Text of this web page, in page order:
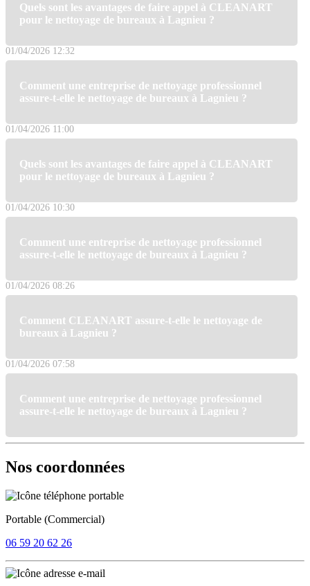
Quels sont les avantages de faire appel à CLEANART
pour le nettoyage de bureaux à Lagnieu ?
01/04/2026 12:32
Comment une entreprise de nettoyage professionnel
assure-t-elle le nettoyage de bureaux à Lagnieu ?
01/04/2026 11:00
Quels sont les avantages de faire appel à CLEANART
pour le nettoyage de bureaux à Lagnieu ?
01/04/2026 10:30
Comment une entreprise de nettoyage professionnel
assure-t-elle le nettoyage de bureaux à Lagnieu ?
01/04/2026 08:26
Comment CLEANART assure-t-elle le nettoyage de
bureaux à Lagnieu ?
01/04/2026 07:58
Comment une entreprise de nettoyage professionnel
assure-t-elle le nettoyage de bureaux à Lagnieu ?
Nos coordonnées
Portable (Commercial)
06 59 20 62 26